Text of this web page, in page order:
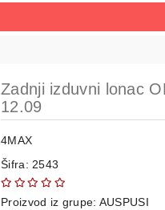
Zadnji izduvni lonac
12.09
4MAX
Šifra: 2543
Proizvod iz grupe: AUSPUSI